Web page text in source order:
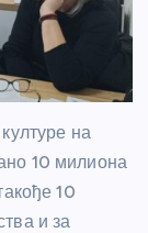
на
10 милиона
10
и за